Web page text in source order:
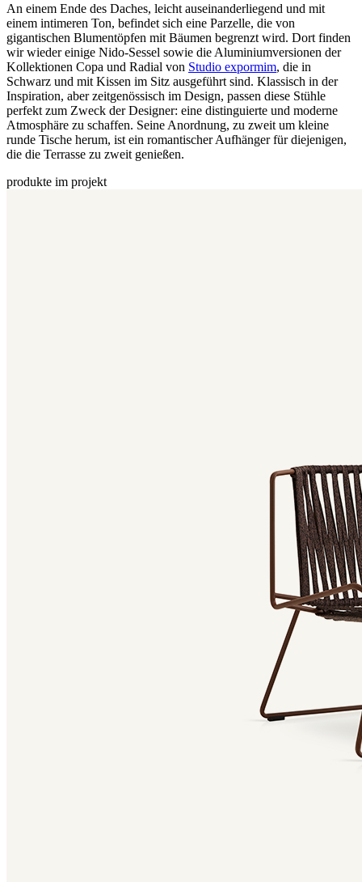
An einem Ende des Daches, leicht auseinanderliegend und mit
einem intimeren Ton, befindet sich eine Parzelle, die von
gigantischen Blumentöpfen mit Bäumen begrenzt wird. Dort finden
wir wieder einige Nido-Sessel sowie die Aluminiumversionen der
Kollektionen Copa und Radial von Studio expormim, die in
Schwarz und mit Kissen im Sitz ausgeführt sind. Klassisch in der
Inspiration, aber zeitgenössisch im Design, passen diese Stühle
perfekt zum Zweck der Designer: eine distinguierte und moderne
Atmosphäre zu schaffen. Seine Anordnung, zu zweit um kleine
runde Tische herum, ist ein romantischer Aufhänger für diejenigen,
die die Terrasse zu zweit genießen.
produkte im projekt